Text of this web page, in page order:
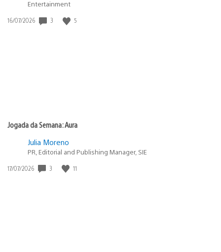
Entertainment
Data
16/07/2026 3 5
Jogada da Semana: Aura
Julia Moreno
PR, Editorial and Publishing Manager, SIE
Data
17/07/2026 3 11